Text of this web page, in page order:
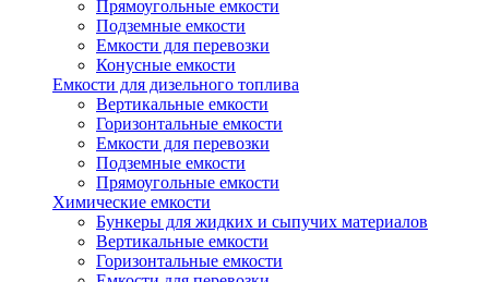
Прямоугольные емкости
Подземные емкости
Емкости для перевозки
Конусные емкости
Емкости для дизельного топлива
Вертикальные емкости
Горизонтальные емкости
Емкости для перевозки
Подземные емкости
Прямоугольные емкости
Химические емкости
Бункеры для жидких и сыпучих материалов
Вертикальные емкости
Горизонтальные емкости